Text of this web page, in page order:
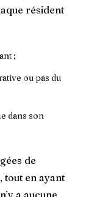
résident
;
ou pas du
dans son
de
tout en ayant